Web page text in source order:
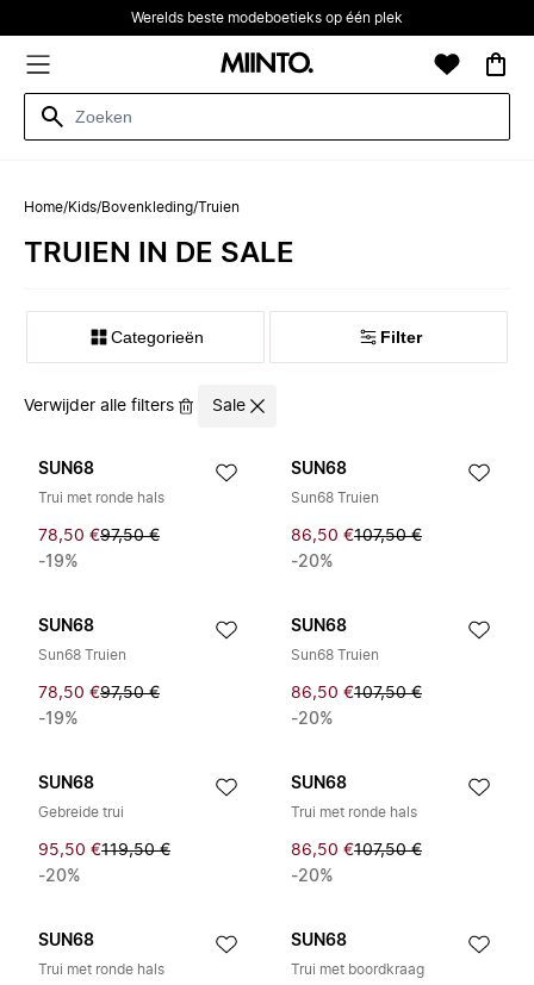
Werelds beste modeboetieks op één plek
Home/Kids/Bovenkleding/Truien
TRUIEN IN DE SALE
Categorieën Filter
Verwijder alle filters Sale
SUN68
Trui met ronde hals
78,50 €97,50 €
-19%
SUN68
Sun68 Truien
86,50 €107,50 €
-20%
SUN68
Sun68 Truien
78,50 €97,50 €
-19%
SUN68
Sun68 Truien
86,50 €107,50 €
-20%
SUN68
Gebreide trui
95,50 €119,50 €
-20%
SUN68
Trui met ronde hals
86,50 €107,50 €
-20%
SUN68
Trui met ronde hals
SUN68
Trui met boordkraag